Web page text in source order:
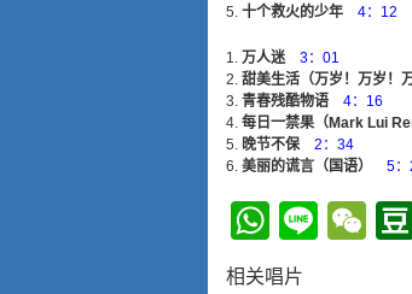
十个救火的少年
4：12
万人迷
3：01
甜美生活（万岁！万岁！
青春残酷物语
4：16
每日一禁果（Mark Lui
晚节不保
2：34
美丽的谎言（国语）
5：
Line
相关唱片